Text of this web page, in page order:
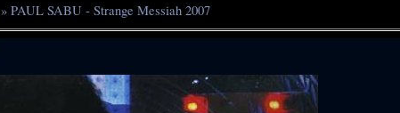
» PAUL SABU - Strange Messiah 2007